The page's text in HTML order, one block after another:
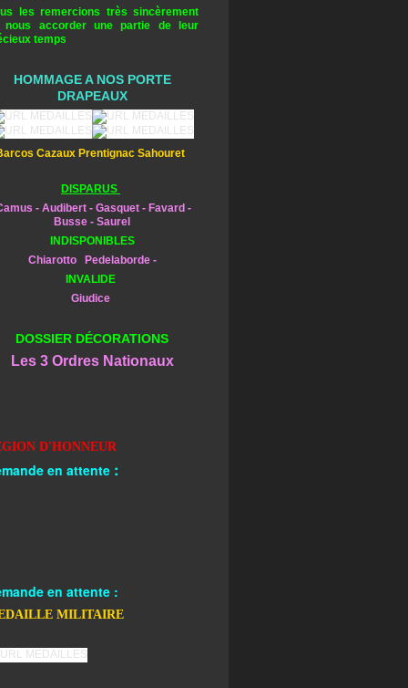
les remercions très sincèrement
nous accorder une partie de leur
temps
HOMMAGE A NOS PORTE
DRAPEAUX
Cazaux Prentignac Sahouret
DISPARUS
- Audibert - Gasquet - Favard -
Busse - Saurel
INDISPONIBLES
Chiarotto Pedelaborde -
INVALIDE
Giudice
DOSSIER DÉCORATIONS
Les 3 Ordres Nationaux
D'HONNEUR
en attente :
en attente :
MILITAIRE